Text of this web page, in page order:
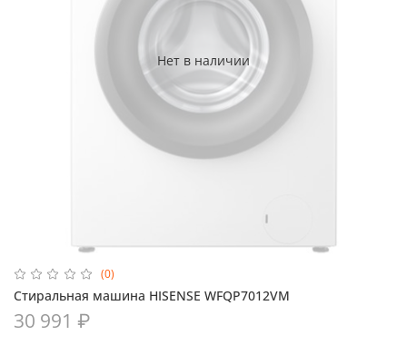
Нет в наличии
(0)
Стиральная машина HISENSE WFQP7012VM
30 991 ₽